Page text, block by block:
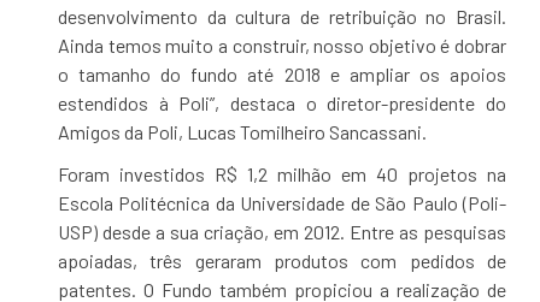
desenvolvimento da cultura de retribuição no Brasil.
Ainda temos muito a construir, nosso objetivo é dobrar
o tamanho do fundo até 2018 e ampliar os apoios
estendidos à Poli”, destaca o diretor-presidente do
Amigos da Poli, Lucas Tomilheiro Sancassani.
Foram investidos R$ 1,2 milhão em 40 projetos na
Escola Politécnica da Universidade de São Paulo (Poli-
USP) desde a sua criação, em 2012. Entre as pesquisas
apoiadas, três geraram produtos com pedidos de
patentes. O Fundo também propiciou a realização de